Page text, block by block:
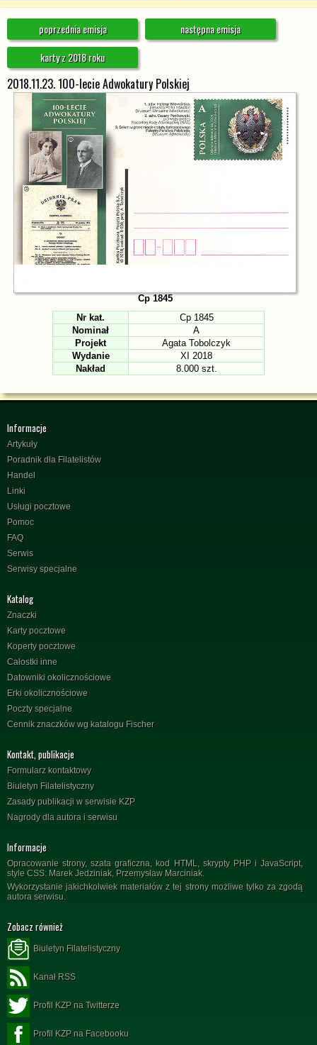
poprzednia emisja
następna emisja
karty z 2018 roku
2018.11.23. 100-lecie Adwokatury Polskiej
Cp 1845
Nr kat.
Cp 1845
Nominał
A
Projekt
Agata Tobolczyk
Wydanie
XI 2018
Nakład
8.000 szt.
Informacje
Artykuły
Poradnik dla Filatelistów
Handel
Linki
Usługi pocztowe
Pomoc
FAQ
Serwis
Serwisy specjalne
Katalog
Znaczki
Karty pocztowe
Koperty pocztowe
Całostki inne
Datowniki okolicznościowe
Erki okolicznościowe
Poczty specjalne
Cennik znaczków wg katalogu Fischer
Kontakt, publikacje
Formularz kontaktowy
Biuletyn Filatelistyczny
Zasady publikacji w serwisie KZP
Nagrody dla autora i serwisu
Informacje
Opracowanie strony, szata graficzna, kod HTML, skrypty PHP i JavaScript,
style CSS: Marek Jedziniak, Przemysław Marciniak.
Wykorzystanie jakichkolwiek materiałów z tej strony możliwe tylko za zgodą
autora serwisu.
Zobacz również
Biuletyn Filatelistyczny
Kanał RSS
Profil KZP na Twitterze
Profil KZP na Facebooku